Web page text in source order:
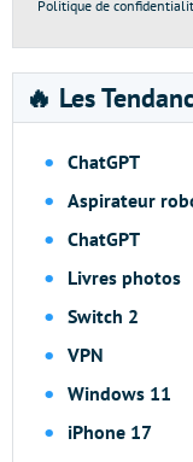
Politique de
🔥 Les
ChatGPT
Aspirateur
ChatGPT
Livres photos
Switch 2
VPN
Windows 11
iPhone 17